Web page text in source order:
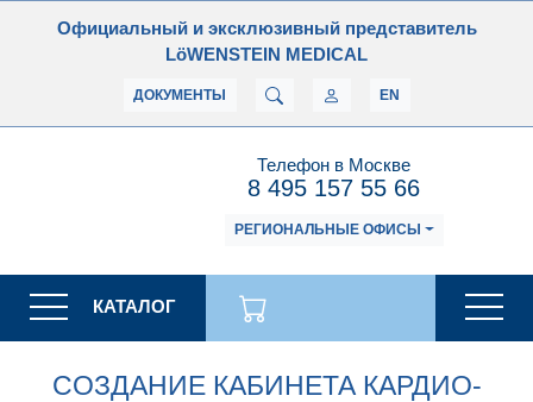
Официальный и эксклюзивный представитель
LöWENSTEIN MEDICAL
ДОКУМЕНТЫ EN
Телефон в Москве
8 495 157 55 66
РЕГИОНАЛЬНЫЕ ОФИСЫ
КАТАЛОГ
СОЗДАНИЕ КАБИНЕТА КАРДИО-